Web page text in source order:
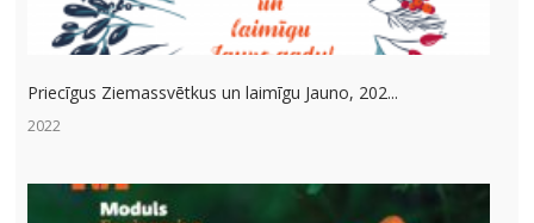
Priecīgus Ziemassvētkus un laimīgu Jauno, 202...
2022